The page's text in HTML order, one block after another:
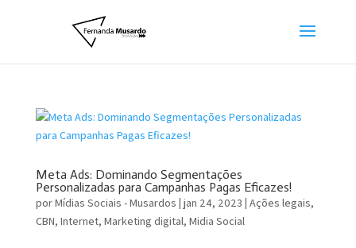
Meta Ads: Dominando Segmentações
Personalizadas para Campanhas Pagas Eficazes!
porMídias Sociais - Musardos | jan 24, 2023 | Ações legais,
CBN, Internet, Marketing digital, Midia Social